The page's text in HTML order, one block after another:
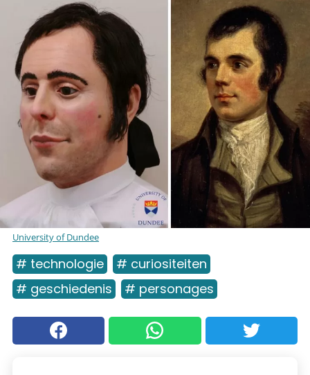
University of Dundee
# technologie
# curiositeiten
# geschiedenis
# personages